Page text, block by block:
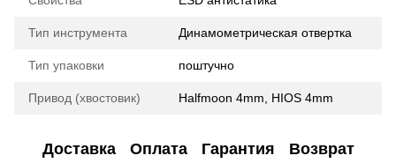
Тип инструмента Динамометрическая отвертка
Тип упаковки поштучно
Привод (хвостовик) Halfmoon 4mm, HIOS 4mm
Доставка Оплата Гарантия Возврат